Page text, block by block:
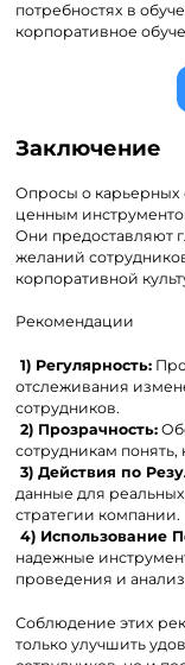
потребностях в
корпоративное
Заключение
Опросы о карьерных
ценным
Они предоставляют
желаний
корпоративной
Рекомендации
1) Регулярность:
отслеживания
сотрудников.
2) Прозрачность:
сотрудникам понять,
3) Действия по
данные для
стратегии компании.
4) Использование
надежные
проведения и
Соблюдение этих
только улучшить